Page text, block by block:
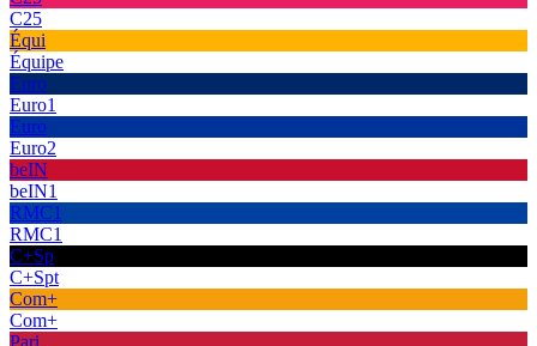
C25
Équi
Équipe
Euro
Euro1
Euro
Euro2
beIN
beIN1
RMC1
RMC1
C+Sp
C+Spt
Com+
Com+
Pari